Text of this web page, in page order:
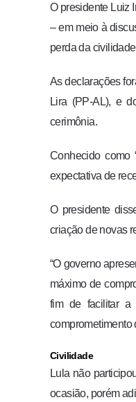
O presidente Luiz
– em meio à
perda da
As declarações
Lira (PP-AL), e
cerimônia.
Conhecido como
expectativa de
O presidente
criação de novas
“O governo
máximo de
fim de facilitar a
comprometimento
Civilidade
Lula não
ocasião, porém